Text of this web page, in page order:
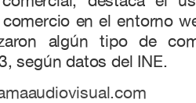
en el entorno
algún tipo de
según datos del INE.